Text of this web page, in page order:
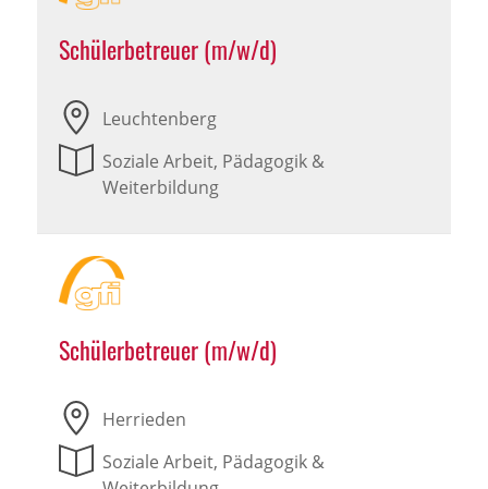
Schülerbetreuer (m/w/d)
Leuchtenberg
Soziale Arbeit, Pädagogik &
Weiterbildung
Schülerbetreuer (m/w/d)
Herrieden
Soziale Arbeit, Pädagogik &